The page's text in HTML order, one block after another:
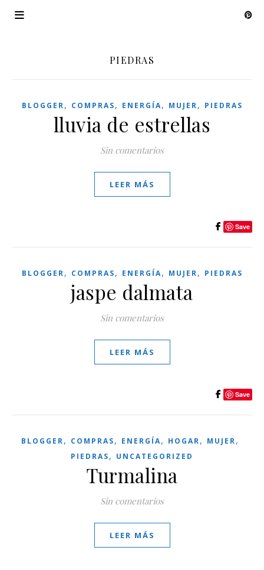
PIEDRAS
BLOGGER, COMPRAS, ENERGÍA, MUJER, PIEDRAS
lluvia de estrellas
Sin comentarios
LEER MÁS
Save
BLOGGER, COMPRAS, ENERGÍA, MUJER, PIEDRAS
jaspe dalmata
Sin comentarios
LEER MÁS
Save
BLOGGER, COMPRAS, ENERGÍA, HOGAR, MUJER,
PIEDRAS, UNCATEGORIZED
Turmalina
Sin comentarios
LEER MÁS